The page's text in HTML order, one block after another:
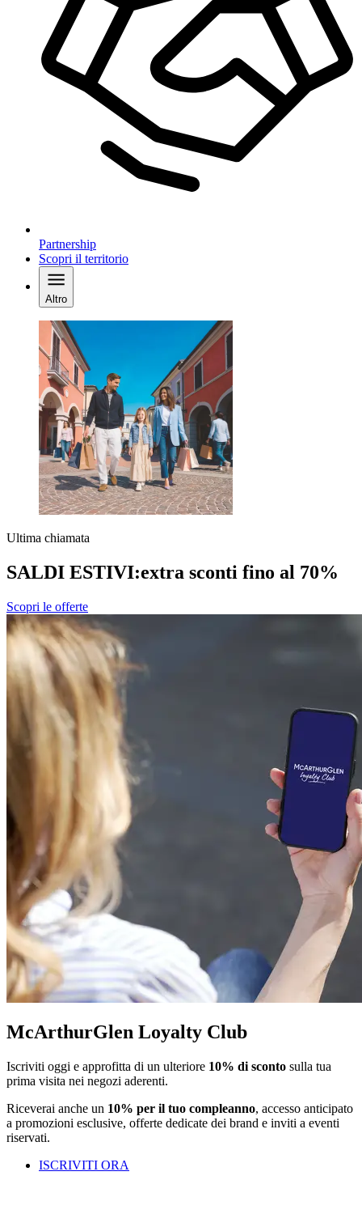
Partnership
Scopri il territorio
Altro
Ultima chiamata
SALDI ESTIVI:extra sconti fino al 70%
Scopri le offerte
McArthurGlen Loyalty Club
Iscriviti oggi e approfitta di un ulteriore 10% di sconto sulla tua
prima visita nei negozi aderenti.
Riceverai anche un 10% per il tuo compleanno, accesso anticipato
a promozioni esclusive, offerte dedicate dei brand e inviti a eventi
riservati.
ISCRIVITI ORA